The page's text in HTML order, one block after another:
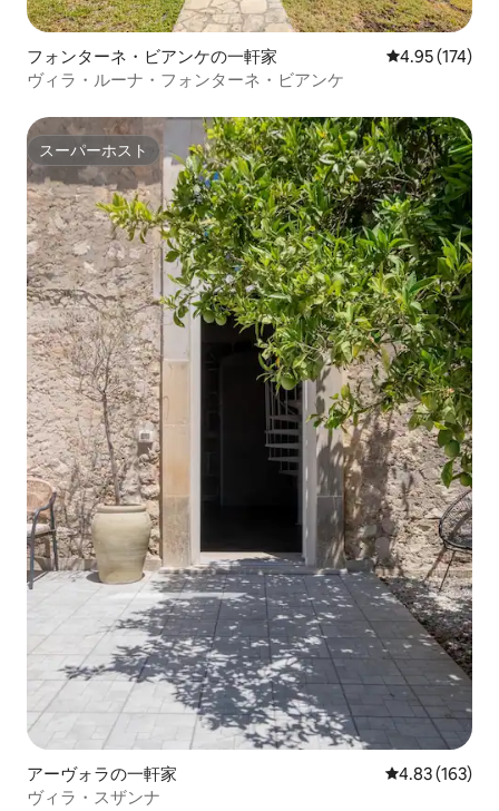
フォンターネ・ビアンケの一軒家 レビュー174
4.95 (174)
ヴィラ・ルーナ・フォンターネ・ビアンケ
スーパーホスト
スーパーホスト
アーヴォラの一軒家 レビュー163
4.83 (163)
ヴィラ・スザンナ